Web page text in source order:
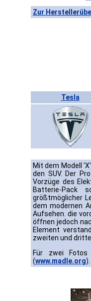
Zur
Tesla
Mit dem Modell 'X'
den SUV. Der
Vorzüge des
Batterie-Pack
größtmöglicher
dem modernen
Aufsehen. die
öffnen jedoch
Element
zweiten und
Für zwei
(www.madle.org).